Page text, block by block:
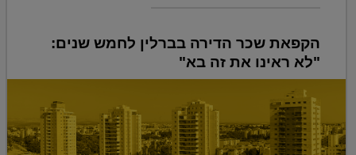
הקפאת שכר הדירה בברלין לחמש שנים:
"לא ראינו את זה בא"